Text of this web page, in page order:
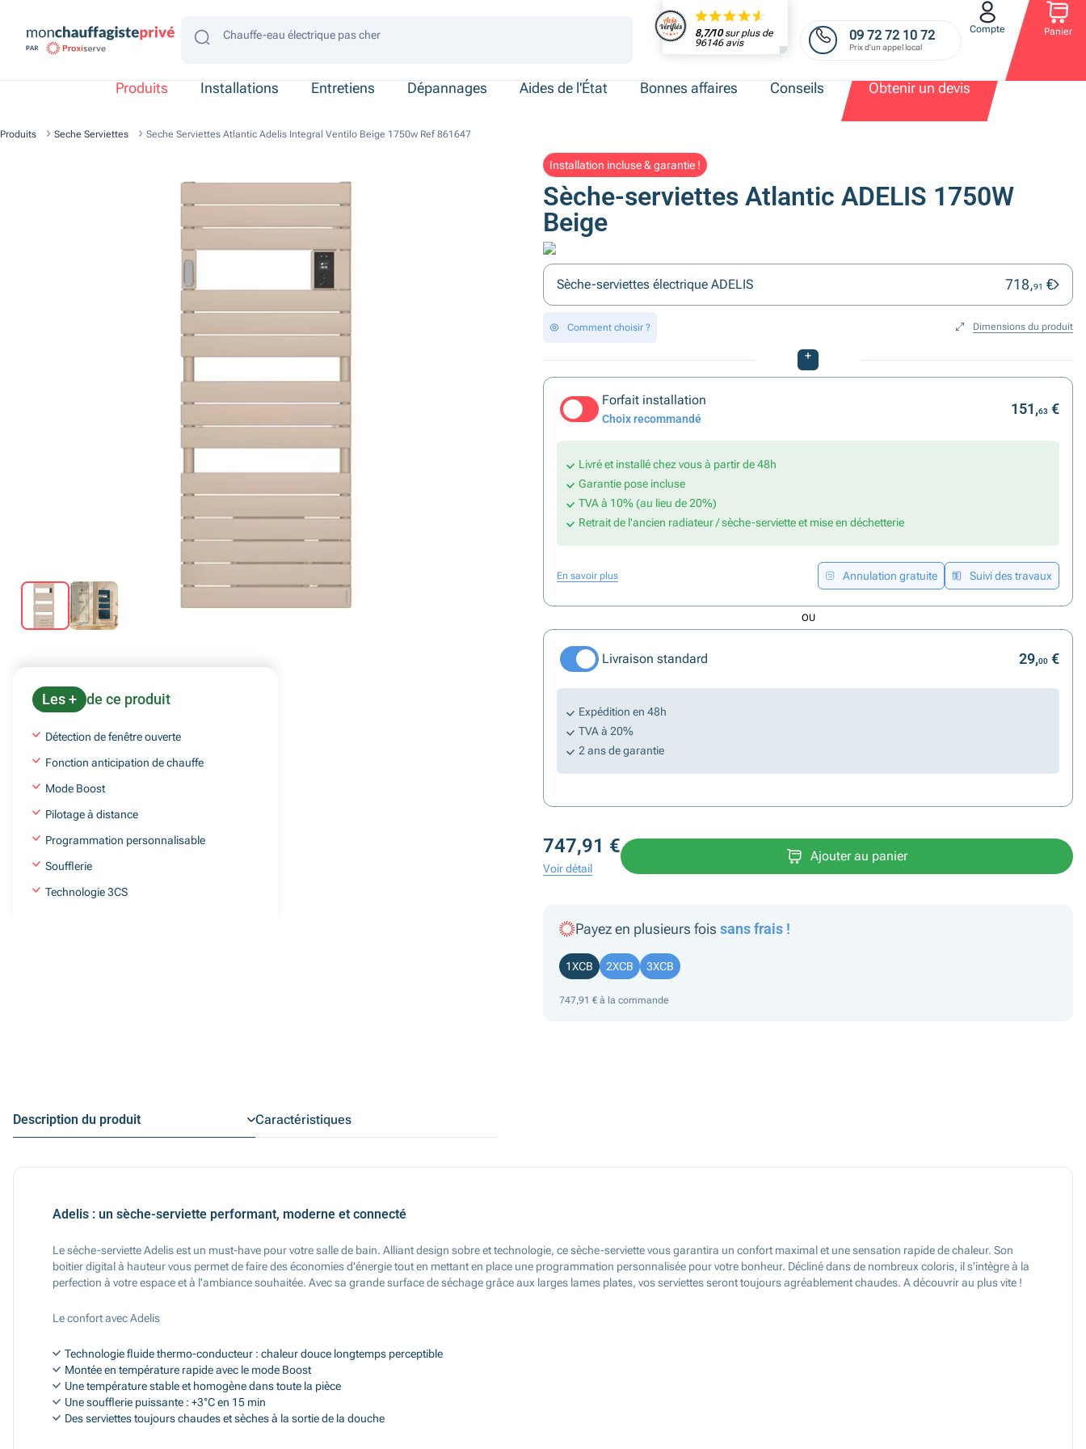
Chauffe-eau électrique pas cher
Chauffe-eau électrique gain de place
Chauffe-eau électrique 4 personnes
Chauffe-eau électrique 2 personnes
Chauffe-eau électrique connecté
8,7/10sur plus de
96146 avis
09 72 72 10 72
Prix d'un appel local
Compte Panier
Produits Installations Entretiens Dépannages Aides de l'État Bonnes affaires Conseils Obtenir un devis
Produits Seche Serviettes Seche Serviettes Atlantic Adelis Integral Ventilo Beige 1750w Ref 861647
Installation incluse & garantie !
Sèche-serviettes Atlantic ADELIS 1750W
Beige
Sèche-serviettes électrique ADELIS 718,91 €
Comment choisir ? Dimensions du produit
+
Forfait installation
Choix recommandé
151,63 €
Livré et installé chez vous à partir de 48h
Garantie pose incluse
TVA à 10% (au lieu de 20%)
Retrait de l'ancien radiateur / sèche-serviette et mise en déchetterie
En savoir plus Annulation gratuite Suivi des travaux
OU
Livraison standard 29,00 €
Expédition en 48h
TVA à 20%
2 ans de garantie
747,91 €
Voir détail
Ajouter au panier
Payez en plusieurs fois sans frais !
1XCB 2XCB 3XCB
747,91 € à la commande
Les + de ce produit
Détection de fenêtre ouverte
Fonction anticipation de chauffe
Mode Boost
Pilotage à distance
Programmation personnalisable
Soufflerie
Technologie 3CS
Description du produit Caractéristiques
Adelis : un sèche-serviette performant, moderne et connecté
Le sèche-serviette Adelis est un must-have pour votre salle de bain. Alliant design sobre et technologie, ce sèche-serviette vous garantira un confort maximal et une sensation rapide de chaleur. Son
boitier digital à hauteur vous permet de faire des économies d'énergie tout en mettant en place une programmation personnalisée pour votre bonheur. Décliné dans de nombreux coloris, il s'intègre à la
perfection à votre espace et à l'ambiance souhaitée. Avec sa grande surface de séchage grâce aux larges lames plates, vos serviettes seront toujours agréablement chaudes. A découvrir au plus vite !
Le confort avec Adelis
Technologie fluide thermo-conducteur : chaleur douce longtemps perceptible
Montée en température rapide avec le mode Boost
Une température stable et homogène dans toute la pièce
Une soufflerie puissante : +3°C en 15 min
Des serviettes toujours chaudes et sèches à la sortie de la douche